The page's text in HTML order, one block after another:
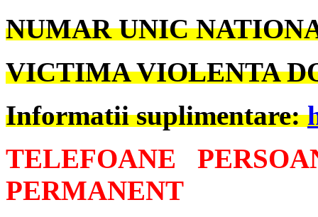
NUMAR UNIC
VICTIMA VIOLENTA
Informatii suplimentare:
TELEFOANE
PERMANENT